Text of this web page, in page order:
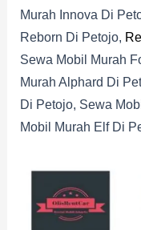
Murah Innova Di
Reborn Di Petojo,
Sewa Mobil Murah
Murah Alphard Di
Di Petojo, Sewa
Mobil Murah Elf Di